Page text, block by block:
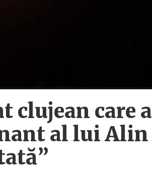
clujean care a
al lui Alin